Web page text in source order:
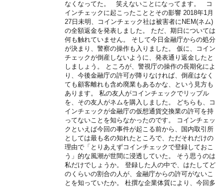
なくなってた。 笑えないことになってます。 コ
インチェックに起こったこととその影響 2018年1月
27日未明、コインチェック社は被害者にNEM(ネム)
の全額返金を発表しました。 ただ、期日については
何も触れていません。 そして今日金融庁からの処分
が決まり、警察の操作も入りました。 仮に、コイン
チェックが倒産しないように、発表通り返金したと
しましょう。 ところが、警視庁の操作の長期化によ
り、今後金融庁の許可が降りなければ、倒産はなく
ても顧客離れも含め廃業もあるかな、という見方も
あります。 私の友人がコインチェックでリップル
を、その友人がネムを購入しました。 どちらも、コ
インチェックが金融庁の仮想通貨交換業の許可を持
ってないことを知らなかったのです。 コインチェッ
クといえば今回の事件が起こる前から、国内取引所
としては最も名の知れたところで、ただそれだけの
理由で「とりあえずコインチェックで登録しておこ
う」的な風潮が世間に浸透していた。 そう思うのは
私だけでしょうか。 登録した人の中で、はたしてど
のくらいの割合の人が、金融庁からの許可がないこ
とを知っていたか。 杜撰な企業体質により、今回多